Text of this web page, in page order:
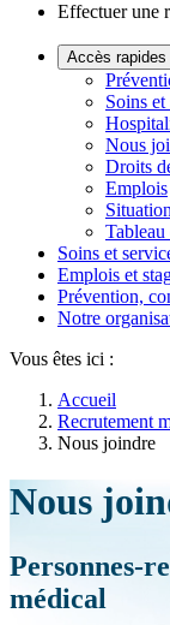
Effectuer une
Accès rapides
Soins et
Nous
Droits
Emplois
Tableau
Soins et
Emplois et
Prévention,
Notre
Vous êtes ici :
Accueil
Recrutement
Nous joindre
Nous
Personnes-
médical